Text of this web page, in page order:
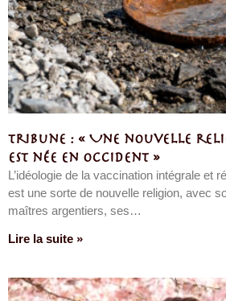
Tribune : « Une nouvelle
est née en Occident »
L’idéologie de la vaccination intégrale et
est une sorte de nouvelle religion, avec
maîtres argentiers, ses…
Lire la suite »